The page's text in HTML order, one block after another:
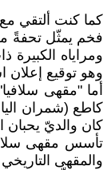
كما كنت ألتقي
ومراياه الكبيرة
وهو توقيع إعلان
أما "مقهى
كان والديّ يحبان
والمقهى